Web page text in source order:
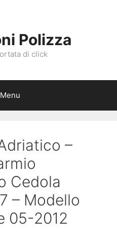
Polizza
di click
Menu
–
Cedola
– Modello
05-2012